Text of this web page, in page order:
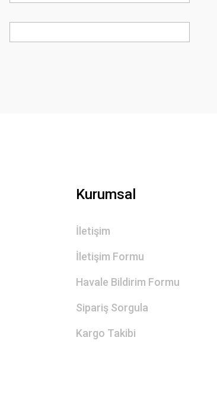
Kurumsal
İletişim
İletişim Formu
Havale Bildirim Formu
Sipariş Sorgula
Kargo Takibi